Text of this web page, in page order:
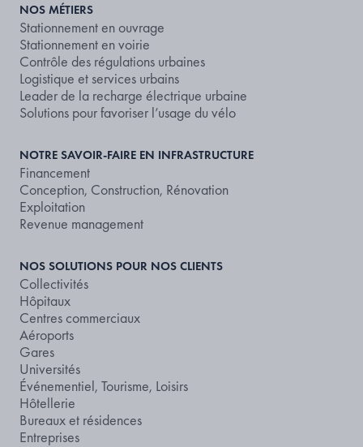
NOS MÉTIERS
Stationnement en ouvrage
Stationnement en voirie
Contrôle des régulations urbaines
Logistique et services urbains
Leader de la recharge électrique urbaine
Solutions pour favoriser l’usage du vélo
NOTRE SAVOIR-FAIRE EN INFRASTRUCTURE
Financement
Conception, Construction, Rénovation
Exploitation
Revenue management
NOS SOLUTIONS POUR NOS CLIENTS
Collectivités
Hôpitaux
Centres commerciaux
Aéroports
Gares
Universités
Événementiel, Tourisme, Loisirs
Hôtellerie
Bureaux et résidences
Entreprises